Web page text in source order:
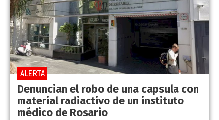
Denuncian el robo de una capsula con
material radiactivo de un instituto
médico de Rosario
ALERTA